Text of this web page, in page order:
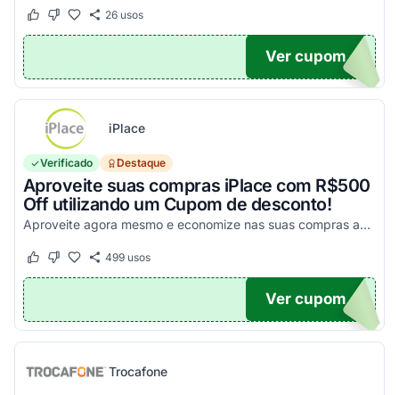
Este cupom funcionou
Este cupom não funcionou
26usos
UPOM
Ver cupom
iPlace
Verificado Destaque
Aproveite suas compras iPlace com R$500
Off utilizando um Cupom de desconto!
Aproveite agora mesmo e economize nas suas compras acima de R$7.199,99!
Este cupom funcionou
Este cupom não funcionou
499usos
500
Ver cupom
Trocafone